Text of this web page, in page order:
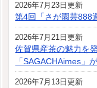
2026年7月23日更新
第4回「さが園芸888
2026年7月21日更新
佐賀県産茶の魅力を
「SAGACHAimes」
2026年7月13日更新